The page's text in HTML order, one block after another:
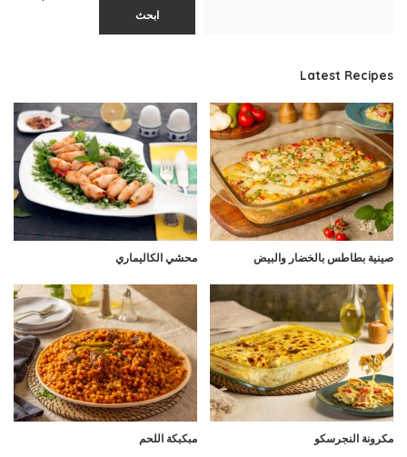
ابحث
Latest Recipes
صينية بطاطس بالخضار والبيض محشي الكاليماري
مكرونة النجرسكو مبكبكة اللحم